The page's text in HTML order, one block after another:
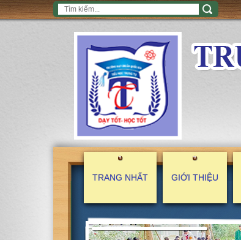
TRANG NHẤT GIỚI THIỆU